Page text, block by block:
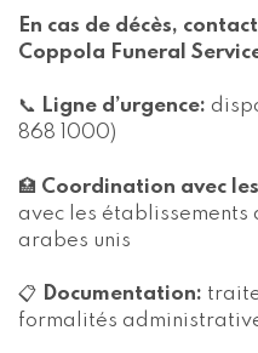
En cas de décès,
Coppola Funeral
📞 Ligne d’urgence:
868 1000)
🏥 Coordination avec
avec les établissements
arabes unis
📋 Documentation:
formalités